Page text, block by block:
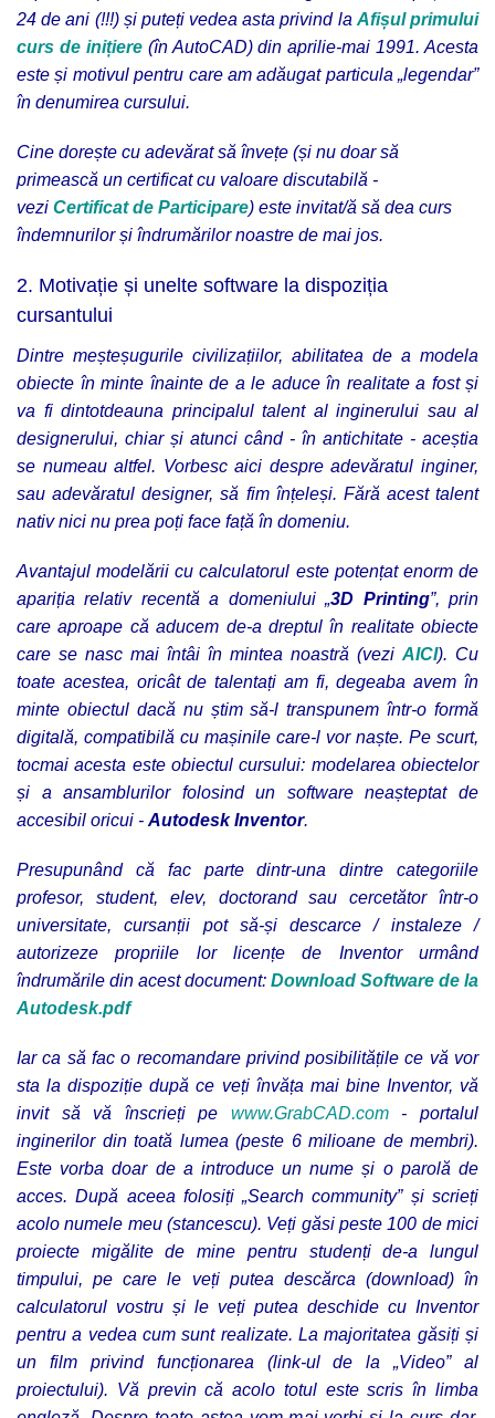
24 de ani (!!!) și puteți vedea asta privind la Afișul primului
curs de inițiere (în AutoCAD) din aprilie-mai 1991. Acesta
este și motivul pentru care am adăugat particula „legendar”
în denumirea cursului.
Cine dorește cu adevărat să învețe (și nu doar să
primească un certificat cu valoare discutabilă -
vezi Certificat de Participare) este invitat/ă să dea curs
îndemnurilor și îndrumărilor noastre de mai jos.
2. Motivație și unelte software la dispoziția
cursantului
Dintre meșteșugurile civilizațiilor, abilitatea de a modela
obiecte în minte înainte de a le aduce în realitate a fost și
va fi dintotdeauna principalul talent al inginerului sau al
designerului, chiar și atunci când - în antichitate - aceștia
se numeau altfel. Vorbesc aici despre adevăratul inginer,
sau adevăratul designer, să fim înțeleși. Fără acest talent
nativ nici nu prea poți face față în domeniu.
Avantajul modelării cu calculatorul este potențat enorm de
apariția relativ recentă a domeniului „3D Printing”, prin
care aproape că aducem de-a dreptul în realitate obiecte
care se nasc mai întâi în mintea noastră (vezi AICI). Cu
toate acestea, oricât de talentați am fi, degeaba avem în
minte obiectul dacă nu știm să-l transpunem într-o formă
digitală, compatibilă cu mașinile care-l vor naște. Pe scurt,
tocmai acesta este obiectul cursului: modelarea obiectelor
și a ansamblurilor folosind un software neașteptat de
accesibil oricui - Autodesk Inventor.
Presupunând că fac parte dintr-una dintre categoriile
profesor, student, elev, doctorand sau cercetător într-o
universitate, cursanții pot să-și descarce / instaleze /
autorizeze propriile lor licențe de Inventor urmând
îndrumările din acest document: Download Software de la
Autodesk.pdf
Iar ca să fac o recomandare privind posibilitățile ce vă vor
sta la dispoziție după ce veți învăța mai bine Inventor, vă
invit să vă înscrieți pe
www.GrabCAD.com
- portalul
inginerilor din toată lumea (peste 6 milioane de membri).
Este vorba doar de a introduce un nume și o parolă de
acces. După aceea folosiți „Search community” și scrieți
acolo numele meu (stancescu). Veți găsi peste 100 de mici
proiecte migălite de mine pentru studenți de-a lungul
timpului, pe care le veți putea descărca (download) în
calculatorul vostru și le veți putea deschide cu Inventor
pentru a vedea cum sunt realizate. La majoritatea găsiți și
un film privind funcționarea (link-ul de la „Video” al
proiectului). Vă previn că acolo totul este scris în limba